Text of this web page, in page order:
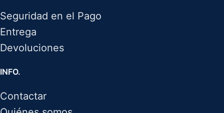
Seguridad en el Pago
Entrega
Devoluciones
INFO.
Contactar